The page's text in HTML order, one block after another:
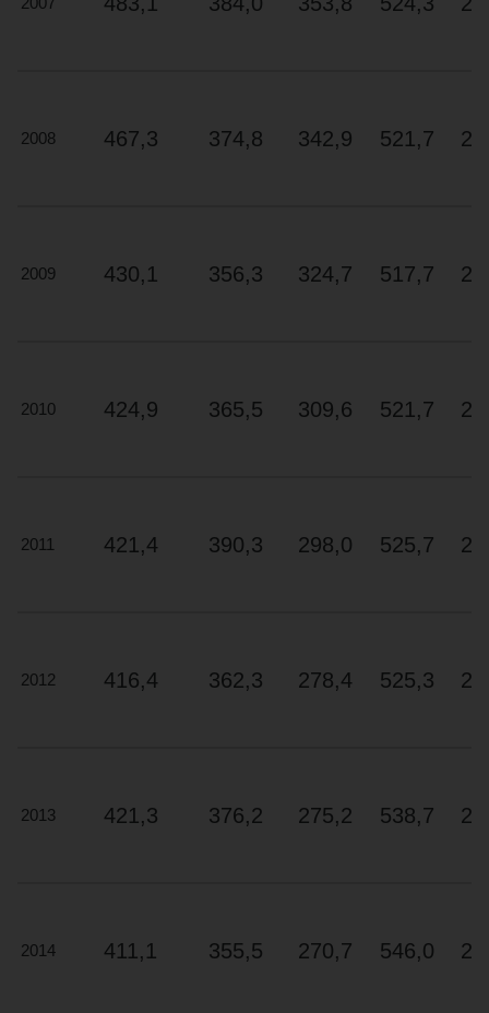
de
sont
modèles
l’efficacité
été
2008 467,3 374,8 342,9 521,7
2009 430,1 356,3 324,7 517,7
2010 424,9 365,5 309,6 521,7
2011 421,4 390,3 298,0 525,7
2012 416,4 362,3 278,4 525,3
2013 421,3 376,2 275,2 538,7
2014 411,1 355,5 270,7 546,0